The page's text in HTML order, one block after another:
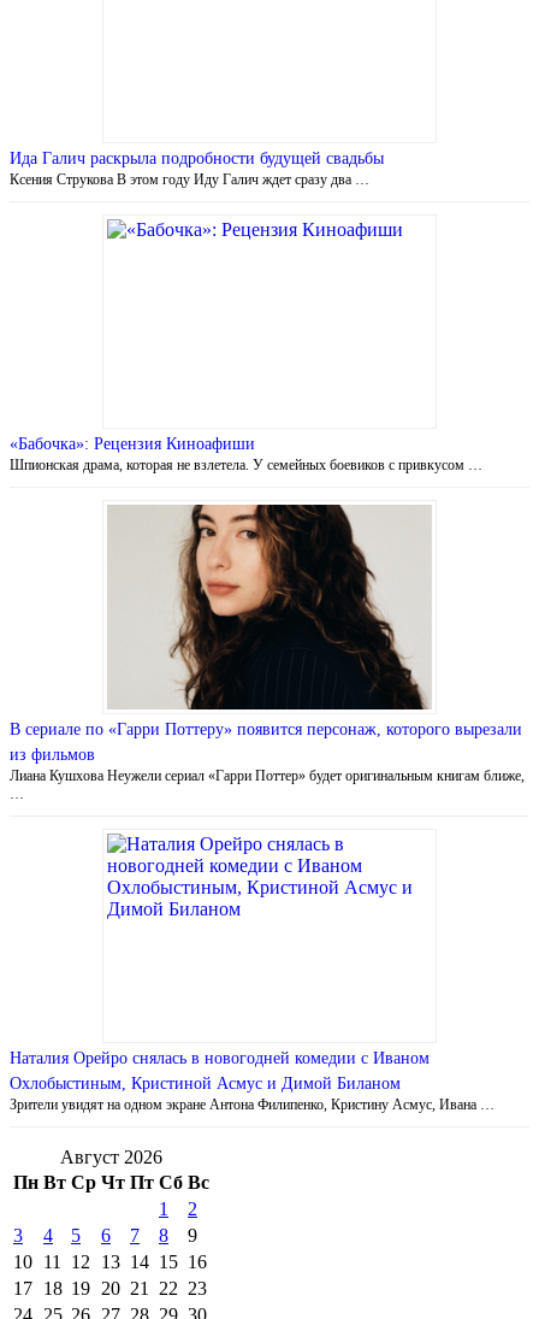
Ида Галич раскрыла подробности будущей свадьбы
Ксения Струкова В этом году Иду Галич ждет сразу два …
«Бабочка»: Рецензия Киноафиши
Шпионская драма, которая не взлетела. У семейных боевиков с привкусом …
В сериале по «Гарри Поттеру» появится персонаж, которого вырезали
из фильмов
Лиана Кушхова Неужели сериал «Гарри Поттер» будет оригинальным книгам ближе,
Наталия Орейро снялась в новогодней комедии с Иваном
Охлобыстиным, Кристиной Асмус и Димой Биланом
Зрители увидят на одном экране Антона Филипенко, Кристину Асмус, Ивана …
Август 2026
Пн Вт Ср Чт Пт Сб Вс
1
2
3
4 5 6 7 8
9
10 11 12 13 14 15 16
17 18 19 20 21 22 23
24 25 26 27 28 29 30